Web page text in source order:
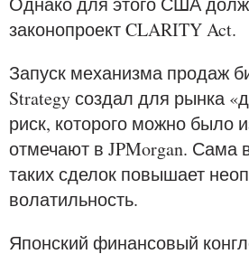
законопроект CLARITY Act.
Запуск механизма продаж
Strategy создал для рынка
риск, которого можно было
отмечают в JPMorgan. Сама
таких сделок повышает
волатильность.
Японский финансовый